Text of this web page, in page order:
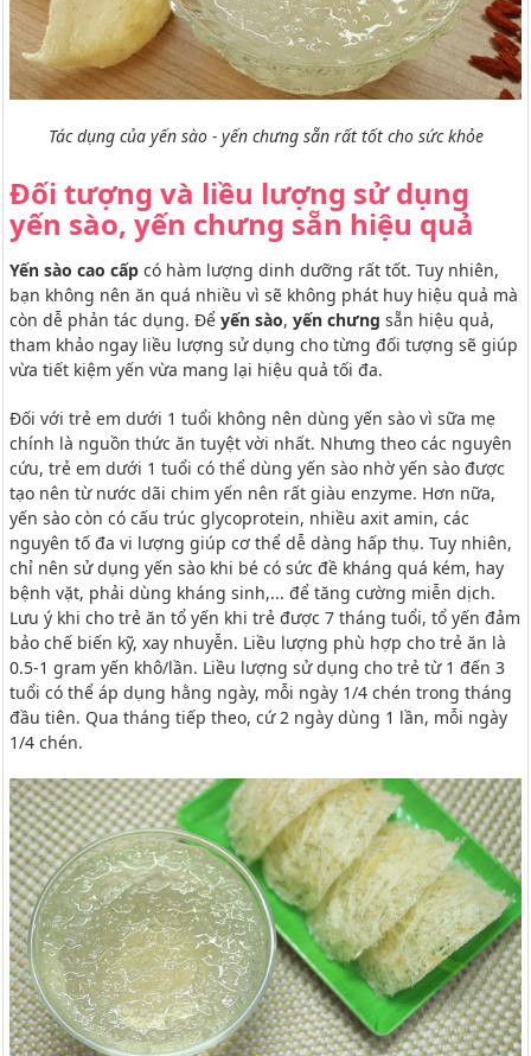
Tác dụng của yến sào - yến chưng sẵn rất tốt cho sức khỏe
Đối tượng và liều lượng sử dụng
yến sào, yến chưng sẵn hiệu quả
Yến sào cao cấp có hàm lượng dinh dưỡng rất tốt. Tuy nhiên,
bạn không nên ăn quá nhiều vì sẽ không phát huy hiệu quả mà
còn dễ phản tác dụng. Để yến sào, yến chưng sẵn hiệu quả,
tham khảo ngay liều lượng sử dụng cho từng đối tượng sẽ giúp
vừa tiết kiệm yến vừa mang lại hiệu quả tối đa.
Đối với trẻ em dưới 1 tuổi không nên dùng yến sào vì sữa mẹ
chính là nguồn thức ăn tuyệt vời nhất. Nhưng theo các nguyên
cứu, trẻ em dưới 1 tuổi có thể dùng yến sào nhờ yến sào được
tạo nên từ nước dãi chim yến nên rất giàu enzyme. Hơn nữa,
yến sào còn có cấu trúc glycoprotein, nhiều axit amin, các
nguyên tố đa vi lượng giúp cơ thể dễ dàng hấp thụ. Tuy nhiên,
chỉ nên sử dụng yến sào khi bé có sức đề kháng quá kém, hay
bệnh vặt, phải dùng kháng sinh,... để tăng cường miễn dịch.
Lưu ý khi cho trẻ ăn tổ yến khi trẻ được 7 tháng tuổi, tổ yến đảm
bảo chế biến kỹ, xay nhuyễn. Liều lượng phù hợp cho trẻ ăn là
0.5-1 gram yến khô/lần. Liều lượng sử dụng cho trẻ từ 1 đến 3
tuổi có thể áp dụng hằng ngày, mỗi ngày 1/4 chén trong tháng
đầu tiên. Qua tháng tiếp theo, cứ 2 ngày dùng 1 lần, mỗi ngày
1/4 chén.